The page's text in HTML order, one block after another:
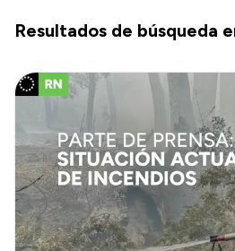
Autoridades
Referentes de prensa
Archivo de noticias
Transparencia
Presupuesto
Boletín Oficial
Resultados de búsqueda